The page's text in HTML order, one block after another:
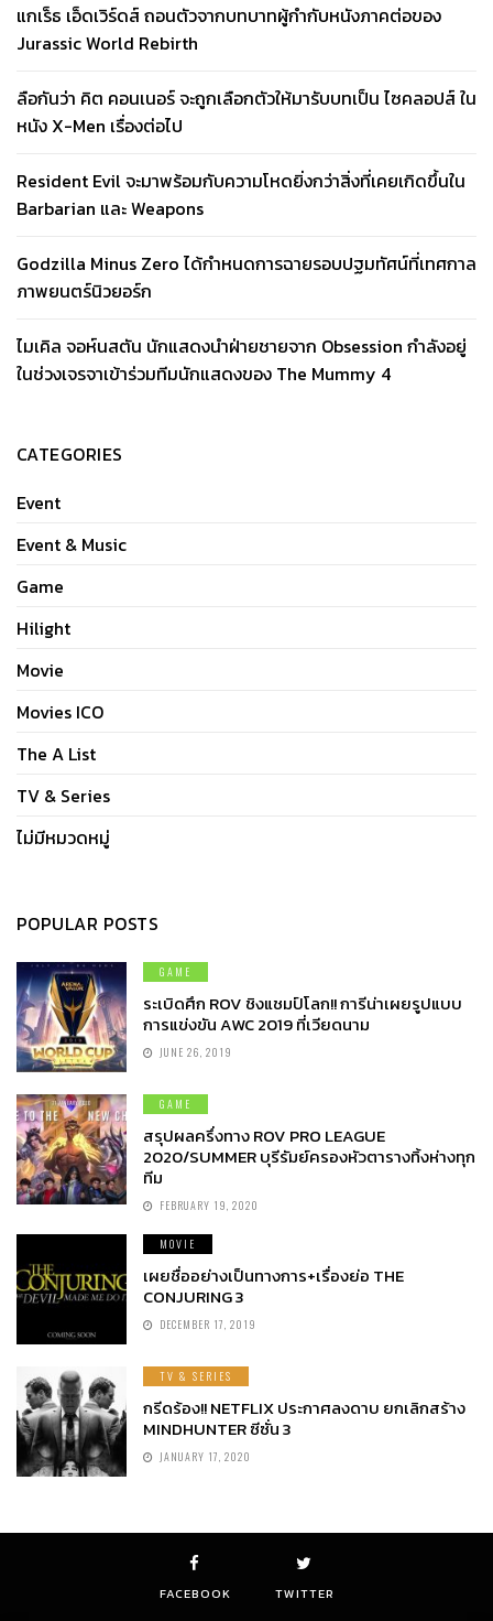
แกเร็ธ เอ็ดเวิร์ดส์ ถอนตัวจากบทบาทผู้กำกับหนังภาคต่อของ
Jurassic World Rebirth
ลือกันว่า คิต คอนเนอร์ จะถูกเลือกตัวให้มารับบทเป็น ไซคลอปส์ ใน
หนัง X-Men เรื่องต่อไป
Resident Evil จะมาพร้อมกับความโหดยิ่งกว่าสิ่งที่เคยเกิดขึ้นใน
Barbarian และ Weapons
Godzilla Minus Zero ได้กำหนดการฉายรอบปฐมทัศน์ที่เทศกาล
ภาพยนตร์นิวยอร์ก
ไมเคิล จอห์นสตัน นักแสดงนำฝ่ายชายจาก Obsession กำลังอยู่
ในช่วงเจรจาเข้าร่วมทีมนักแสดงของ The Mummy 4
CATEGORIES
Event
Event & Music
Game
Hilight
Movie
Movies ICO
The A List
TV & Series
ไม่มีหมวดหมู่
POPULAR POSTS
GAME
ระเบิดศึก ROV ชิงแชมป์โลก!! การีน่าเผยรูปแบบ
การแข่งขัน AWC 2019 ที่เวียดนาม
JUNE 26, 2019
GAME
สรุปผลครึ่งทาง ROV PRO LEAGUE
2020/SUMMER บุรีรัมย์ครองหัวตารางทิ้งห่างทุก
ทีม
FEBRUARY 19, 2020
MOVIE
เผยชื่ออย่างเป็นทางการ+เรื่องย่อ THE
CONJURING 3
DECEMBER 17, 2019
TV & SERIES
กรีดร้อง!! NETFLIX ประกาศลงดาบ ยกเลิกสร้าง
MINDHUNTER ซีซั่น 3
JANUARY 17, 2020
FACEBOOK TWITTER